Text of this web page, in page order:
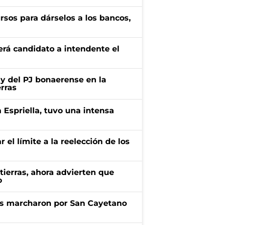
para dárselos a los bancos,
candidato a intendente el
del PJ bonaerense en la
Espriella, tuvo una intensa
el límite a la reelección de los
ahora advierten que
marcharon por San Cayetano